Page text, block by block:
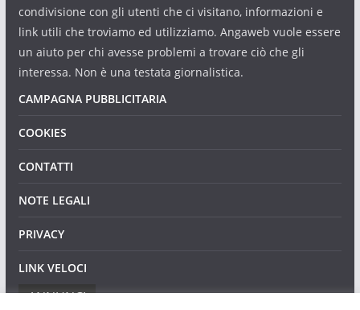
condivisione con gli utenti che ci visitano, informazioni e
link utili che troviamo ed utilizziamo. Angaweb vuole essere
un aiuto per chi avesse problemi a trovare ciò che gli
interessa. Non è una testata giornalistica.
CAMPAGNA PUBBLICITARIA
COOKIES
CONTATTI
NOTE LEGALI
PRIVACY
LINK VELOCI
ANNUNCI